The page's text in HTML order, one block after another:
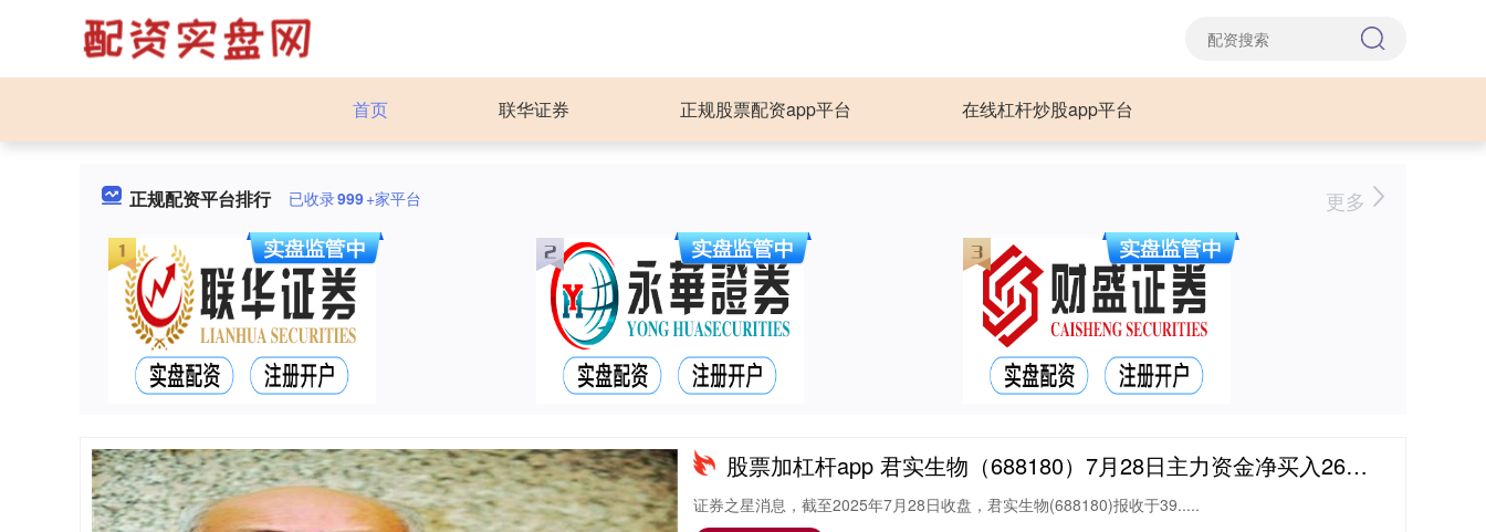
首页 联华证券 正规股票配资app平台 在线杠杆炒股app平台
正规配资平台排行 已收录999+家平台 更多
股票加杠杆app 君实生物（688180）7月28日主力资金净买入2635.67万元
证券之星消息，截至2025年7月28日收盘，君实生物(688180)报收于39.....